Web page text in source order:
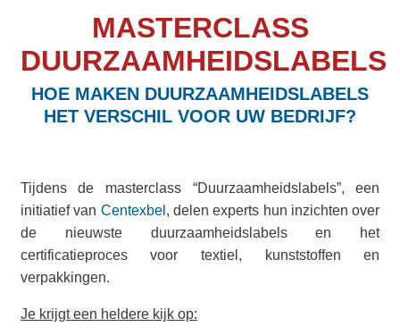
MASTERCLASS
DUURZAAMHEIDSLABELS
HOE MAKEN DUURZAAMHEIDSLABELS
HET VERSCHIL VOOR UW BEDRIJF?
Tijdens de masterclass “Duurzaamheidslabels”, een
initiatief van Centexbel , delen experts hun inzichten over
de nieuwste duurzaamheidslabels en het
certificatieproces voor textiel, kunststoffen en
verpakkingen.
Je krijgt een heldere kijk op: